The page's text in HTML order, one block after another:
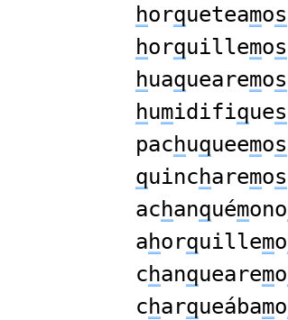
horqueteamos
horquillemos
huaquearemos
humidifiques
pachuqueemos
quincharemos
achanquémono
ahorquillemo
chanquearemo
charqueábamo